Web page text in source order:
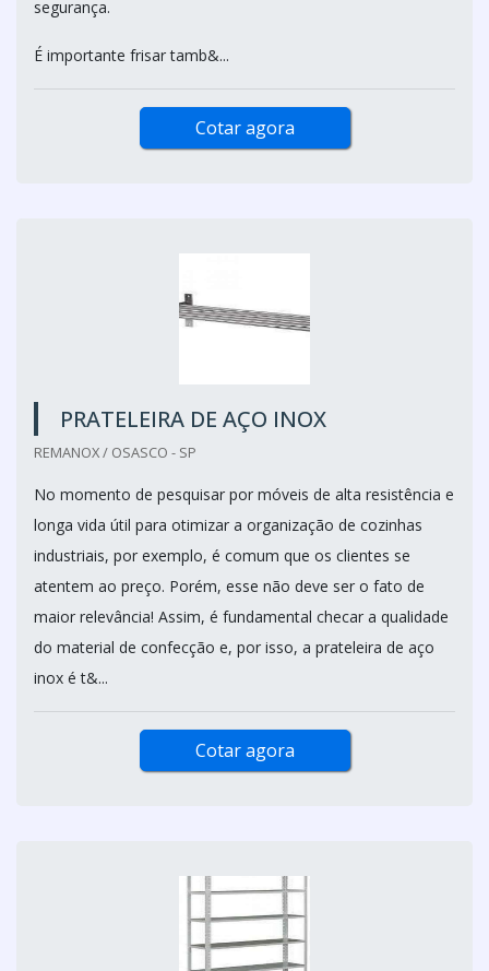
segurança.
É importante frisar tamb&...
Cotar agora
PRATELEIRA DE AÇO INOX
REMANOX / OSASCO - SP
No momento de pesquisar por móveis de alta resistência e
longa vida útil para otimizar a organização de cozinhas
industriais, por exemplo, é comum que os clientes se
atentem ao preço. Porém, esse não deve ser o fato de
maior relevância! Assim, é fundamental checar a qualidade
do material de confecção e, por isso, a prateleira de aço
inox é t&...
Cotar agora